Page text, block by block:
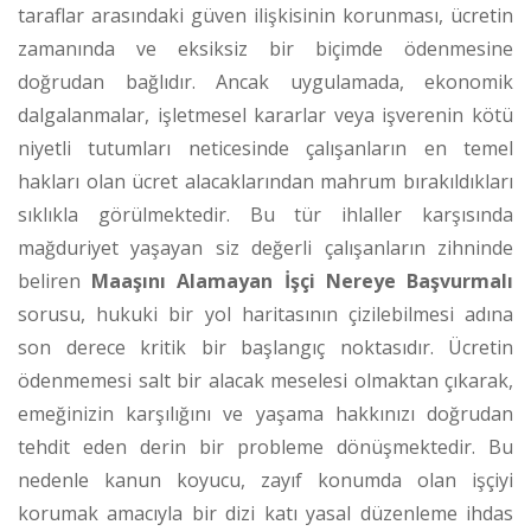
taraflar arasındaki güven ilişkisinin korunması, ücretin
zamanında ve eksiksiz bir biçimde ödenmesine
doğrudan bağlıdır. Ancak uygulamada, ekonomik
dalgalanmalar, işletmesel kararlar veya işverenin kötü
niyetli tutumları neticesinde çalışanların en temel
hakları olan ücret alacaklarından mahrum bırakıldıkları
sıklıkla görülmektedir. Bu tür ihlaller karşısında
mağduriyet yaşayan siz değerli çalışanların zihninde
beliren Maaşını Alamayan İşçi Nereye Başvurmalı
sorusu, hukuki bir yol haritasının çizilebilmesi adına
son derece kritik bir başlangıç noktasıdır. Ücretin
ödenmemesi salt bir alacak meselesi olmaktan çıkarak,
emeğinizin karşılığını ve yaşama hakkınızı doğrudan
tehdit eden derin bir probleme dönüşmektedir. Bu
nedenle kanun koyucu, zayıf konumda olan işçiyi
korumak amacıyla bir dizi katı yasal düzenleme ihdas